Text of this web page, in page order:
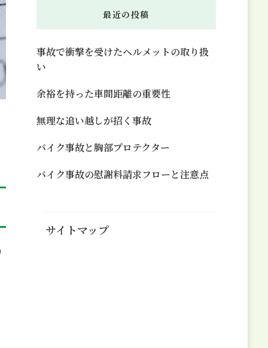
最近の投稿
事故で衝撃を受けたヘルメットの取り扱
い
余裕を持った車間距離の重要性
無理な追い越しが招く事故
バイク事故と胸部プロテクター
バイク事故の慰謝料請求フローと注意点
サイトマップ